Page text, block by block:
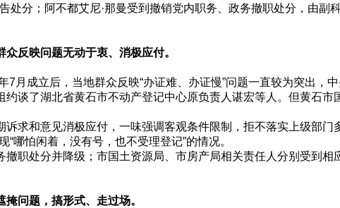
分；阿不都艾尼·那曼受到撤销党内职务、政务撤职处分，由副
反映问题无动于衷、消极应付。
月成立后，当地群众反映“办证难、办证慢”问题一直较为突出，
谈了湖北省黄石市不动产登记中心原负责人谌宏等人。但黄石
求和意见消极应付，一味强调客观条件限制，拒不落实上级部
哪怕闲着，没有号，也不受理登记”的情况。
职处分并降级；市国土资源局、市房产局相关责任人分别受到相
问题，搞形式、走过场。